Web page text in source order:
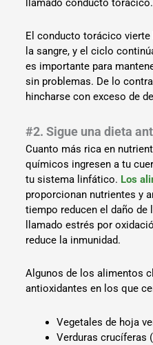
llamado conducto torácico.
El conducto torácico
la sangre, y el ciclo
es importante para
sin problemas. De lo
hincharse con exceso de
#2. Sigue una dieta
Cuanto más rica en
químicos ingresen a tu
tu sistema linfático. Los
proporcionan nutrientes y
tiempo reducen el daño
llamado estrés por
reduce la inmunidad.
Algunos de los alimentos
antioxidantes en los que
Vegetales de hoja
Verduras crucíferas